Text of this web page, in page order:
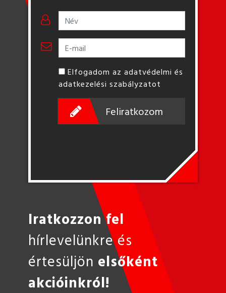
Elfogadom az adatvédelmi és
adatkezelési szabályzatot
Feliratkozom
Iratkozzon fel
hírlevelünkre és
értesüljön elsőként
akcióinkról!